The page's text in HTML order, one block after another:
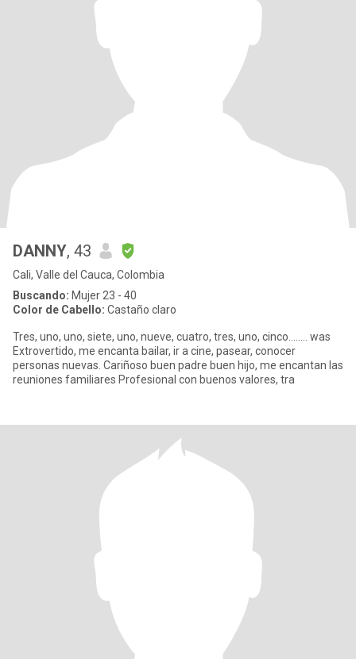
DANNY, 43
Cali, Valle del Cauca, Colombia
Buscando: Mujer 23 - 40
Color de Cabello: Castaño claro
Tres, uno, uno, siete, uno, nueve, cuatro, tres, uno, cinco…….. was
Extrovertido, me encanta bailar, ir a cine, pasear, conocer
personas nuevas. Cariñoso buen padre buen hijo, me encantan las
reuniones familiares Profesional con buenos valores, tra